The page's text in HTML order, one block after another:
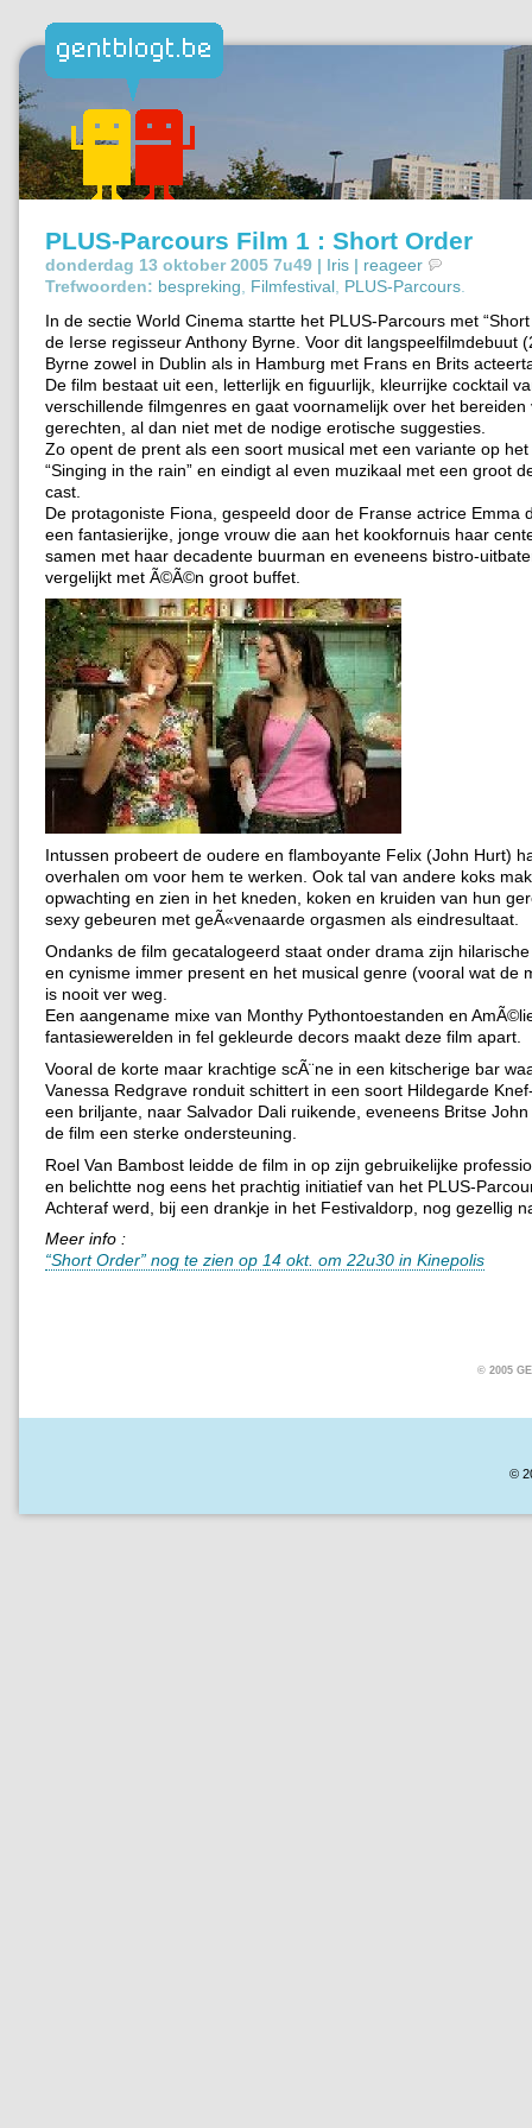
PLUS-Parcours Film 1 : Short Order
donderdag 13 oktober 2005 7u49 | Iris | reageer
Trefwoorden: bespreking Filmfestival PLUS-Parcours
In de sectie World Cinema startte het PLUS-Parcours met
de Ierse regisseur Anthony Byrne. Voor dit langspeelfilmdebuut
Byrne zowel in Dublin als in Hamburg met Frans en Brits
De film bestaat uit een, letterlijk en figuurlijk, kleurrijke cocktail
verschillende filmgenres en gaat voornamelijk over het bereiden
gerechten, al dan niet met de nodige erotische suggesties.
Zo opent de prent als een soort musical met een variante op
“Singing in the rain” en eindigt al even muzikaal met een groot
cast.
De protagoniste Fiona, gespeeld door de Franse actrice Emma
een fantasierijke, jonge vrouw die aan het kookfornuis haar
samen met haar decadente buurman en eveneens bistro-
vergelijkt met Ã©Ã©n groot buffet.
Intussen probeert de oudere en flamboyante Felix (John Hurt)
overhalen om voor hem te werken. Ook tal van andere koks
opwachting en zien in het kneden, koken en kruiden van hun
sexy gebeuren met geÃ«venaarde orgasmen als eindresultaat.
Ondanks de film gecatalogeerd staat onder drama zijn
en cynisme immer present en het musical genre (vooral wat de
is nooit ver weg.
Een aangename mixe van Monthy Pythontoestanden en
fantasiewerelden in fel gekleurde decors maakt deze film apart.
Vooral de korte maar krachtige scÃ¨ne in een kitscherige bar
Vanessa Redgrave ronduit schittert in een soort Hildegarde
een briljante, naar Salvador Dali ruikende, eveneens Britse
de film een sterke ondersteuning.
Roel Van Bambost leidde de film in op zijn gebruikelijke
en belichtte nog eens het prachtig initiatief van het PLUS-
Achteraf werd, bij een drankje in het Festivaldorp, nog gezellig
Meer info :
“Short Order” nog te zien op 14 okt. om 22u30 in Kinepolis
© 2005
©